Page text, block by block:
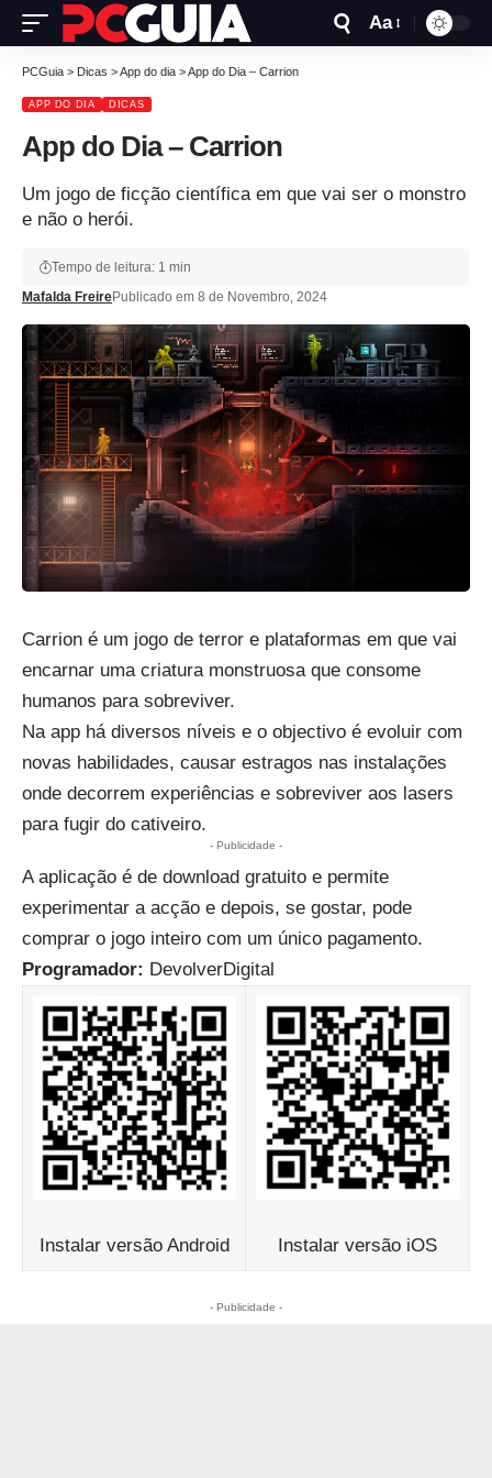
Aa
PCGuia > Dicas >App do dia >App do Dia – Carrion
APP DO DIA DICAS
App do Dia – Carrion
Um jogo de ficção científica em que vai ser o monstro
e não o herói.
Mafalda FreirePublicado em 8 de Novembro, 2024
Tempo de leitura: 1 min
Carrion é um jogo de terror e plataformas em que vai
encarnar uma criatura monstruosa que consome
humanos para sobreviver.
Na app há diversos níveis e o objectivo é evoluir com
novas habilidades, causar estragos nas instalações
onde decorrem experiências e sobreviver aos lasers
para fugir do cativeiro.
- Publicidade -
A aplicação é de download gratuito e permite
experimentar a acção e depois, se gostar, pode
comprar o jogo inteiro com um único pagamento.
Programador: DevolverDigital
Instalar versão Android Instalar versão iOS
- Publicidade -